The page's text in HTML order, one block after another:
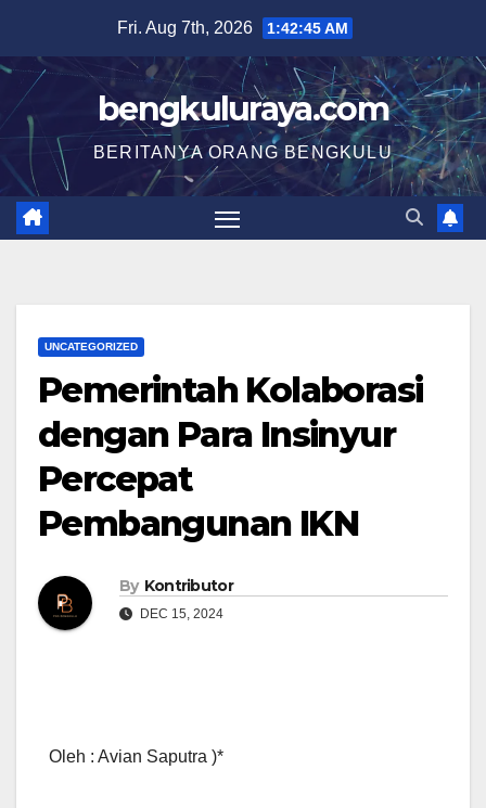
content
Fri. Aug 7th, 2026 1:42:46 AM
bengkuluraya.com
BERITANYA ORANG BENGKULU
UNCATEGORIZED
Pemerintah Kolaborasi
dengan Para Insinyur
Percepat
Pembangunan IKN
By Kontributor
DEC 15, 2024
Oleh : Avian Saputra )*